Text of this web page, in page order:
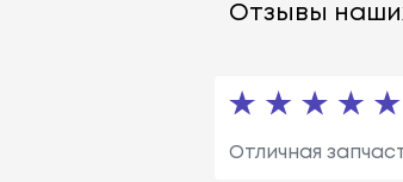
Отзывы
Отличная